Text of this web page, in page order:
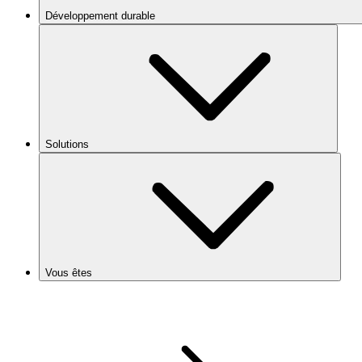
Développement durable
Solutions
Vous êtes